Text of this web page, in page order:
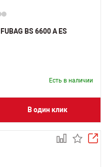
BS 6600 A ES
Есть в наличии
В один клик